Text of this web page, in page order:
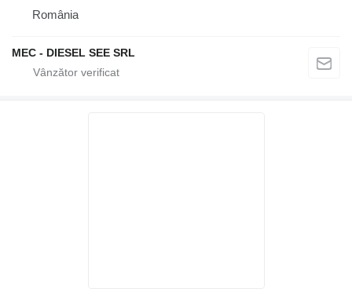
România
MEC - DIESEL SEE SRL